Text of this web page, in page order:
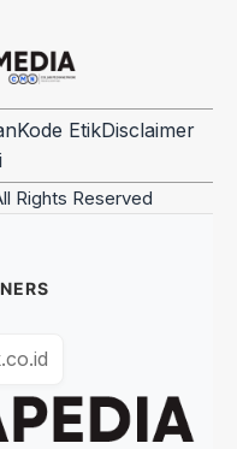
Kode EtikDisclaimer
Rights Reserved